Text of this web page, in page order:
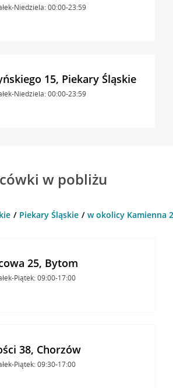
Niedziela: 00:00-23:59
15, Piekary Śląskie
Niedziela: 00:00-23:59
w pobliżu
Piekary Śląskie w okolicy Kamienna
25, Bytom
Piątek: 09:00-17:00
38, Chorzów
Piątek: 09:30-17:00